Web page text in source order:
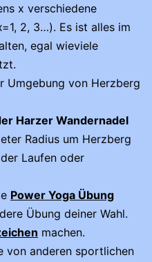
x verschiedene
2, 3…). Es ist alles im
egal wieviele
Umgebung von Herzberg
Harzer Wandernadel
Radius um Herzberg
Laufen oder
Power Yoga Übung
Übung deiner Wahl.
machen.
von anderen sportlichen